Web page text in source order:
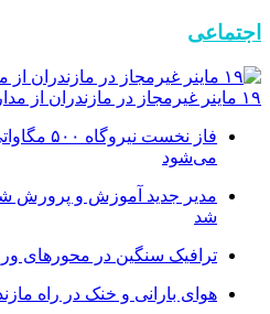
اجتماعی
۱۹ ماینر غیرمجاز در مازندران از مدار خارج شد
فاز نخست
می‌شود
مدیر جدید آموزش و پرورش
شد
ترافیک سنگین در محور‌های
هوای بارانی و خنک در راه